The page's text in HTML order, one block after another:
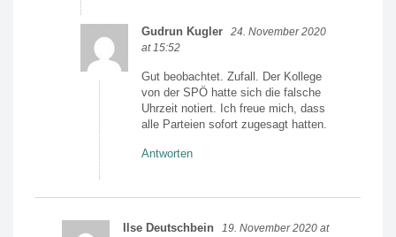
Gudrun Kugler
24. November 2020
at 15:52
Gut beobachtet. Zufall. Der Kollege
von der SPÖ hatte sich die falsche
Uhrzeit notiert. Ich freue mich, dass
alle Parteien sofort zugesagt hatten.
Antworten
Ilse Deutschbein
19. November 2020 at